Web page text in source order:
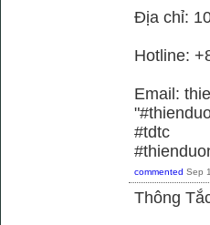
Địa chỉ:
Hotline:
Email:
#tdtc
commented Sep
Thông